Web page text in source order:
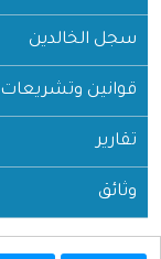
سجل الخالدين
قوانين وتشريعات
تقارير
وثائق